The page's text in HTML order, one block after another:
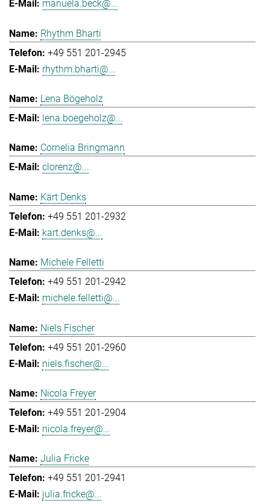
manuela.beck@...
Rhythm Bharti
+49 551 201-2945
rhythm.bharti@...
Lena Bögeholz
lena.boegeholz@...
Cornelia Bringmann
clorenz@...
Kärt Denks
+49 551 201-2932
kart.denks@...
Michele Felletti
+49 551 201-2942
michele.felletti@...
Niels Fischer
+49 551 201-2960
niels.fischer@...
Nicola Freyer
+49 551 201-2904
nicola.freyer@...
Julia Fricke
+49 551 201-2941
julia.fricke@...